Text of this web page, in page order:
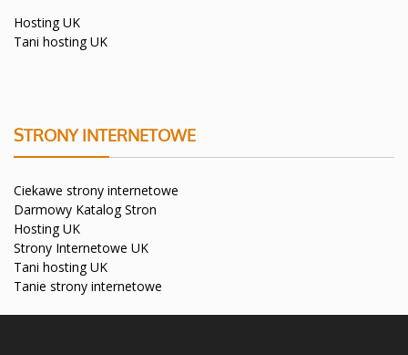
Hosting UK
Tani hosting UK
STRONY INTERNETOWE
Ciekawe strony internetowe
Darmowy Katalog Stron
Hosting UK
Strony Internetowe UK
Tani hosting UK
Tanie strony internetowe